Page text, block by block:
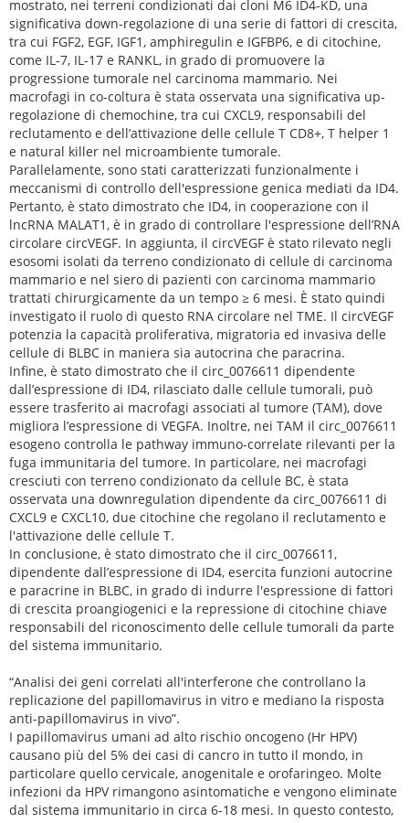
mostrato, nei terreni condizionati dai cloni M6 ID4-KD, una
significativa down-regolazione di una serie di fattori di crescita,
tra cui FGF2, EGF, IGF1, amphiregulin e IGFBP6, e di citochine,
come IL-7, IL-17 e RANKL, in grado di promuovere la
progressione tumorale nel carcinoma mammario. Nei
macrofagi in co-coltura è stata osservata una significativa up-
regolazione di chemochine, tra cui CXCL9, responsabili del
reclutamento e dell’attivazione delle cellule T CD8+, T helper 1
e natural killer nel microambiente tumorale.
Parallelamente, sono stati caratterizzati funzionalmente i
meccanismi di controllo dell'espressione genica mediati da ID4.
Pertanto, è stato dimostrato che ID4, in cooperazione con il
lncRNA MALAT1, è in grado di controllare l'espressione dell’RNA
circolare circVEGF. In aggiunta, il circVEGF è stato rilevato negli
esosomi isolati da terreno condizionato di cellule di carcinoma
mammario e nel siero di pazienti con carcinoma mammario
trattati chirurgicamente da un tempo ≥ 6 mesi. È stato quindi
investigato il ruolo di questo RNA circolare nel TME. Il circVEGF
potenzia la capacità proliferativa, migratoria ed invasiva delle
cellule di BLBC in maniera sia autocrina che paracrina.
Infine, è stato dimostrato che il circ_0076611 dipendente
dall’espressione di ID4, rilasciato dalle cellule tumorali, può
essere trasferito ai macrofagi associati al tumore (TAM), dove
migliora l’espressione di VEGFA. Inoltre, nei TAM il circ_0076611
esogeno controlla le pathway immuno-correlate rilevanti per la
fuga immunitaria del tumore. In particolare, nei macrofagi
cresciuti con terreno condizionato da cellule BC, è stata
osservata una downregulation dipendente da circ_0076611 di
CXCL9 e CXCL10, due citochine che regolano il reclutamento e
l'attivazione delle cellule T.
In conclusione, è stato dimostrato che il circ_0076611,
dipendente dall’espressione di ID4, esercita funzioni autocrine
e paracrine in BLBC, in grado di indurre l'espressione di fattori
di crescita proangiogenici e la repressione di citochine chiave
responsabili del riconoscimento delle cellule tumorali da parte
del sistema immunitario.
“Analisi dei geni correlati all'interferone che controllano la
replicazione del papillomavirus in vitro e mediano la risposta
anti-papillomavirus in vivo”.
I papillomavirus umani ad alto rischio oncogeno (Hr HPV)
causano più del 5% dei casi di cancro in tutto il mondo, in
particolare quello cervicale, anogenitale e orofaringeo. Molte
infezioni da HPV rimangono asintomatiche e vengono eliminate
dal sistema immunitario in circa 6-18 mesi. In questo contesto,